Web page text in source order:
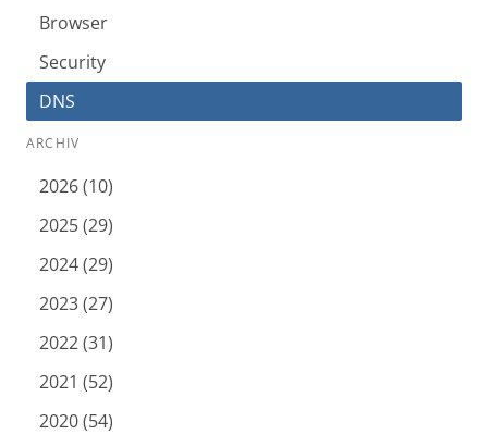
Browser
Security
DNS
ARCHIV
2026 (10)
2025 (29)
2024 (29)
2023 (27)
2022 (31)
2021 (52)
2020 (54)